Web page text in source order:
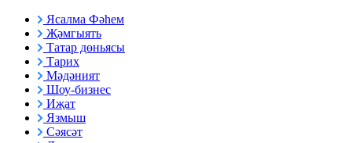
Ясалма Фәһем
Җәмгыять
Татар дөньясы
Тарих
Мәдәният
Шоу-бизнес
Иҗат
Язмыш
Сәясәт